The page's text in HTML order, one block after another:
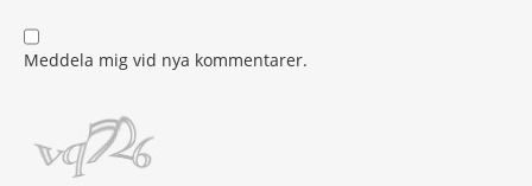
Meddela mig vid nya kommentarer.